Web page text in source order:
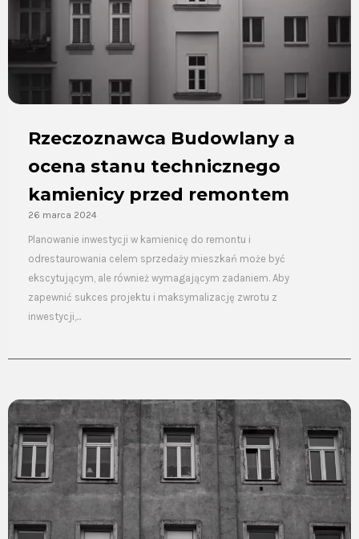
Rzeczoznawca Budowlany a
ocena stanu technicznego
kamienicy przed remontem
26 marca 2024
Planowanie inwestycji w kamienicę do remontu i
odrestaurowania celem sprzedaży mieszkań może być
ekscytującym, ale również wymagającym zadaniem. Aby
zapewnić sukces projektu i maksymalizację zwrotu z
inwestycji,...